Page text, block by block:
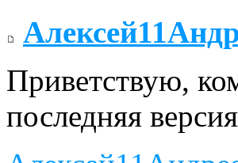
Приветствую,
последняя